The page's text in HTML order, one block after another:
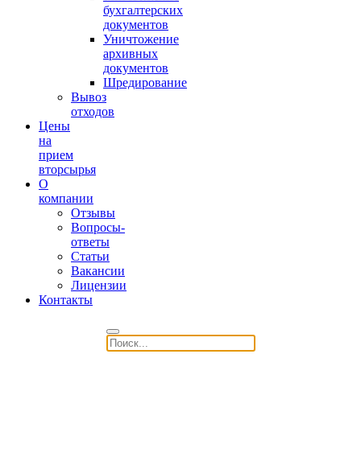
бухгалтерских
документов
Уничтожение
архивных
документов
Шредирование
Вывоз
отходов
Цены
на
прием
вторсырья
О
компании
Отзывы
Вопросы-
ответы
Статьи
Вакансии
Лицензии
Контакты